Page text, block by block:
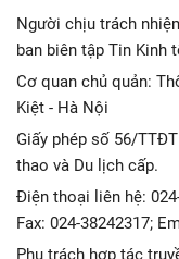
Người chịu trách
ban biên tập Tin Kinh
Cơ quan chủ quản:
Kiệt - Hà Nội
Giấy phép số 56/
thao và Du lịch cấp.
Điện thoại liên hệ:
Fax: 024-38242317;
Phụ trách hợp tác